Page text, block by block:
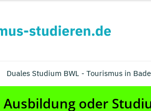
Duales Studium BWL - Tourismus in